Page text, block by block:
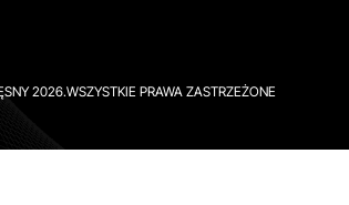
2026.WSZYSTKIE PRAWA ZASTRZEŻONE